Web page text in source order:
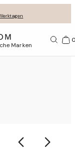
ab 79 €
verpacken
Marken 1156